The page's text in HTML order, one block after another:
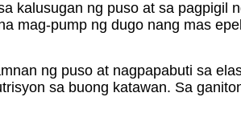
kalusugan ng puso at sa
mag-pump ng dugo nang mas
ng puso at nagpapabuti sa
sa buong katawan. Sa